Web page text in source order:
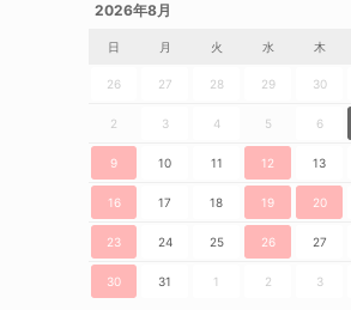
2026年8月
日 月 火 水 木
26 27 28 29 30
2 3 4 5 6
9 10 11 12 13
16 17 18 19 20
23 24 25 26 27
30 31 1 2 3